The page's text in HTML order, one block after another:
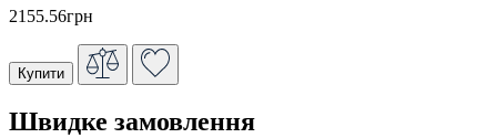
2155.56грн
Купити
Швидке замовлення